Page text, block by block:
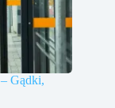
Gądki,